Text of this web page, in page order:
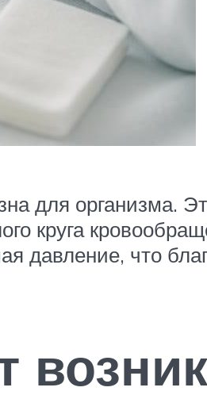
для организма.
круга
давление, что